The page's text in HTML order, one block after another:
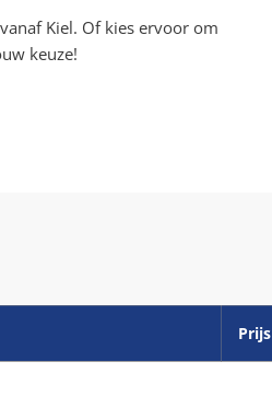
Kiel. Of kies ervoor om
keuze!
Prijs